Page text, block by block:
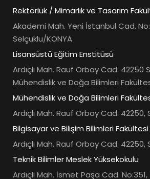
Rektörlük / Mimarlık ve Tasarım
Akademi Mah. Yeni İstanbul Cad.
Selçuklu/KONYA
Lisansüstü Eğitim Enstitüsü
Ardıçlı Mah. Rauf Orbay Cad. 42250
Mühendislik ve Doğa Bilimleri
Mühendislik ve Doğa Bilimleri
Ardıçlı Mah. Rauf Orbay Cad. 42250,
Bilgisayar ve Bilişim Bilimleri Fakültesi
Ardıçlı Mah. Rauf Orbay Cad. 42250,
Teknik Bilimler Meslek Yüksekokulu
Ardıçlı Mah. İsmet Paşa Cad.